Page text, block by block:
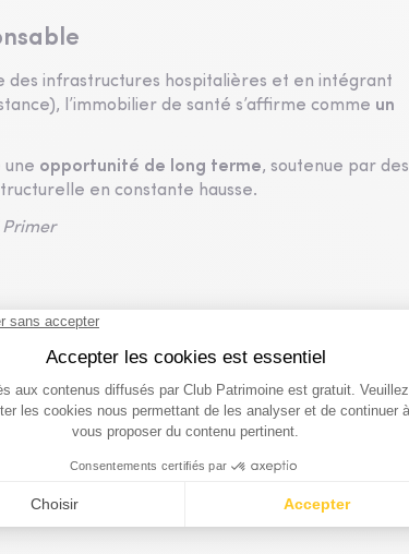
des infrastructures hospitalières et en intégrant
l’immobilier de santé s’affirme comme un
une opportunité de long terme, soutenue par des
en constante hausse.